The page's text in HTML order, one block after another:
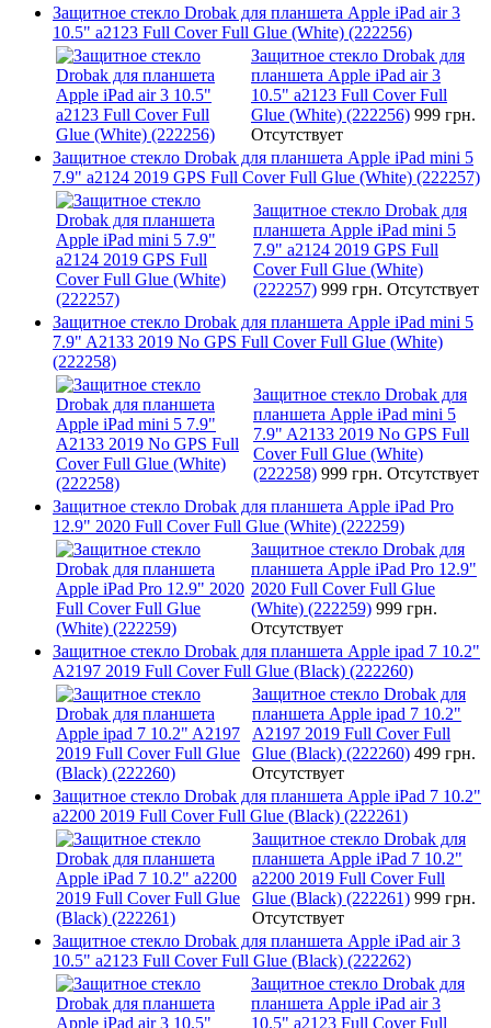
Защитное стекло Drobak для планшета Apple iPad air 3
10.5" a2123 Full Cover Full Glue (White) (222256)
Защитное стекло Drobak для
планшета Apple iPad air 3
10.5" a2123 Full Cover Full
Glue (White) (222256) 999 грн.
Отсутствует
Защитное стекло Drobak для планшета Apple iPad mini 5
7.9" a2124 2019 GPS Full Cover Full Glue (White) (222257)
Защитное стекло Drobak для
планшета Apple iPad mini 5
7.9" a2124 2019 GPS Full
Cover Full Glue (White)
(222257) 999 грн. Отсутствует
Защитное стекло Drobak для планшета Apple iPad mini 5
7.9" A2133 2019 No GPS Full Cover Full Glue (White)
(222258)
Защитное стекло Drobak для
планшета Apple iPad mini 5
7.9" A2133 2019 No GPS Full
Cover Full Glue (White)
(222258) 999 грн. Отсутствует
Защитное стекло Drobak для планшета Apple iPad Pro
12.9" 2020 Full Cover Full Glue (White) (222259)
Защитное стекло Drobak для
планшета Apple iPad Pro 12.9"
2020 Full Cover Full Glue
(White) (222259) 999 грн.
Отсутствует
Защитное стекло Drobak для планшета Apple ipad 7 10.2"
A2197 2019 Full Cover Full Glue (Black) (222260)
Защитное стекло Drobak для
планшета Apple ipad 7 10.2"
A2197 2019 Full Cover Full
Glue (Black) (222260) 499 грн.
Отсутствует
Защитное стекло Drobak для планшета Apple iPad 7 10.2"
a2200 2019 Full Cover Full Glue (Black) (222261)
Защитное стекло Drobak для
планшета Apple iPad 7 10.2"
a2200 2019 Full Cover Full
Glue (Black) (222261) 999 грн.
Отсутствует
Защитное стекло Drobak для планшета Apple iPad air 3
10.5" a2123 Full Cover Full Glue (Black) (222262)
Защитное стекло Drobak для
планшета Apple iPad air 3
10.5" a2123 Full Cover Full